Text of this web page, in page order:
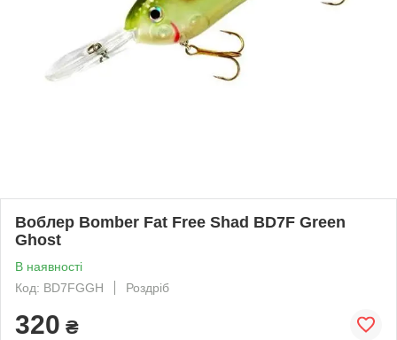
Воблер Bomber Fat Free Shad BD7F Green
Ghost
В наявності
Код: BD7FGGH
Роздріб
320 ₴